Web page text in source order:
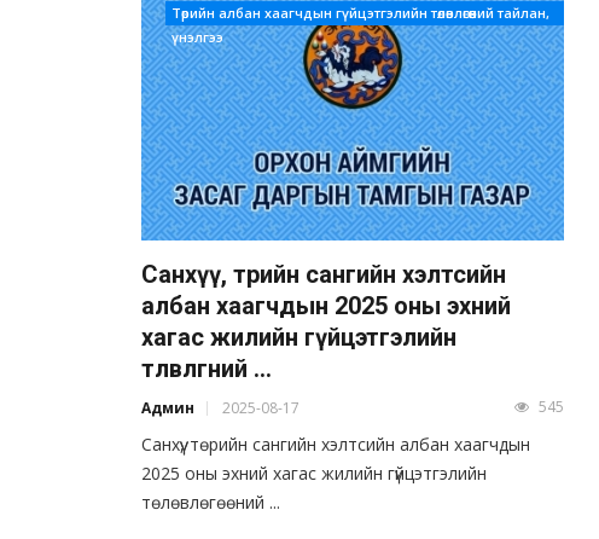
Төрийн албан хаагчдын гүйцэтгэлийн төлөвлөгөөний тайлан,
үнэлгээ
Санхүү, төрийн сангийн хэлтсийн
албан хаагчдын 2025 оны эхний
хагас жилийн гүйцэтгэлийн
төлөвлөгөөний ...
Админ 2025-08-17 545
Санхүү, төрийн сангийн хэлтсийн албан хаагчдын
2025 оны эхний хагас жилийн гүйцэтгэлийн
төлөвлөгөөний ...